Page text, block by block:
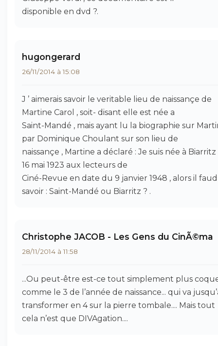
disponible en dvd ?.
hugongerard
26/11/2014 à 15:08
J ’ aimerais savoir le veritable lieu de naissançe de
Martine Carol , soit- disant elle est née a
Saint-Mandé , mais ayant lu la biographie sur
par Dominique Choulant sur son lieu de
naissançe , Martine a déclaré : Je suis née à
16 mai 1923 aux lecteurs de
Ciné-Revue en date du 9 janvier 1948 , alors il
savoir : Saint-Mandé ou Biarritz ? .
Christophe JACOB - Les Gens du CinÃ©ma
28/11/2014 à 11:58
...Ou peut-être est-ce tout simplement plus
comme le 3 de l’année de naissance... qui va
transformer en 4 sur la pierre tombale.... Mais tout
cela n’est que DIVAgation....